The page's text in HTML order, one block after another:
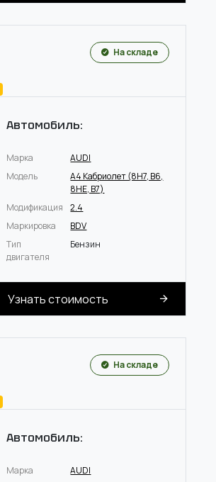
На складе
Автомобиль:
Марка
AUDI
Модель
A4 Кабриолет (8H7, B6,
8HE, B7)
Модификация
2.4
Маркировка
BDV
Тип
двигателя
Бензин
Узнать стоимость
На складе
Автомобиль:
Марка
AUDI